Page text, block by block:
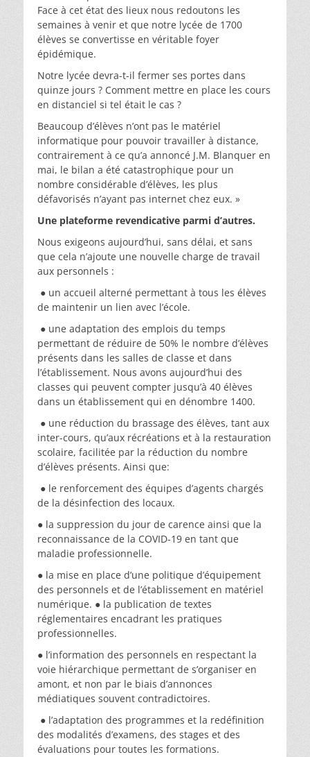
Face à cet état des lieux nous redoutons les
semaines à venir et que notre lycée de 1700
élèves se convertisse en véritable foyer
épidémique.
Notre lycée devra-t-il fermer ses portes dans
quinze jours ? Comment mettre en place les cours
en distanciel si tel était le cas ?
Beaucoup d’élèves n’ont pas le matériel
informatique pour pouvoir travailler à distance,
contrairement à ce qu’a annoncé J.M. Blanquer en
mai, le bilan a été catastrophique pour un
nombre considérable d’élèves, les plus
défavorisés n’ayant pas internet chez eux. »
Une plateforme revendicative parmi d’autres.
Nous exigeons aujourd’hui, sans délai, et sans
que cela n’ajoute une nouvelle charge de travail
aux personnels :
● un accueil alterné permettant à tous les élèves
de maintenir un lien avec l’école.
● une adaptation des emplois du temps
permettant de réduire de 50% le nombre d’élèves
présents dans les salles de classe et dans
l’établissement. Nous avons aujourd’hui des
classes qui peuvent compter jusqu’à 40 élèves
dans un établissement qui en dénombre 1400.
● une réduction du brassage des élèves, tant aux
inter-cours, qu’aux récréations et à la restauration
scolaire, facilitée par la réduction du nombre
d’élèves présents. Ainsi que:
● le renforcement des équipes d’agents chargés
de la désinfection des locaux.
● la suppression du jour de carence ainsi que la
reconnaissance de la COVID-19 en tant que
maladie professionnelle.
● la mise en place d’une politique d’équipement
des personnels et de l’établissement en matériel
numérique. ● la publication de textes
réglementaires encadrant les pratiques
professionnelles.
● l’information des personnels en respectant la
voie hiérarchique permettant de s’organiser en
amont, et non par le biais d’annonces
médiatiques souvent contradictoires.
● l’adaptation des programmes et la redéfinition
des modalités d’examens, des stages et des
évaluations pour toutes les formations.